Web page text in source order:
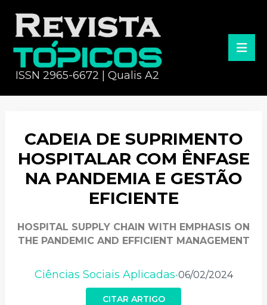
ISSN 2965-6672 | Qualis A2
CADEIA DE SUPRIMENTO
HOSPITALAR COM ÊNFASE
NA PANDEMIA E GESTÃO
EFICIENTE
HOSPITAL SUPPLY CHAIN WITH EMPHASIS ON
THE PANDEMIC AND EFFICIENT MANAGEMENT
Ciências Sociais Aplicadas•06/02/2024
CITAR ARTIGO